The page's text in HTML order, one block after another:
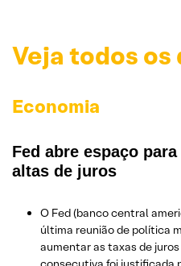
Veja todos
Economia
Fed abre espaço
altas de juros
O Fed (banco central
última reunião de política
aumentar as taxas de